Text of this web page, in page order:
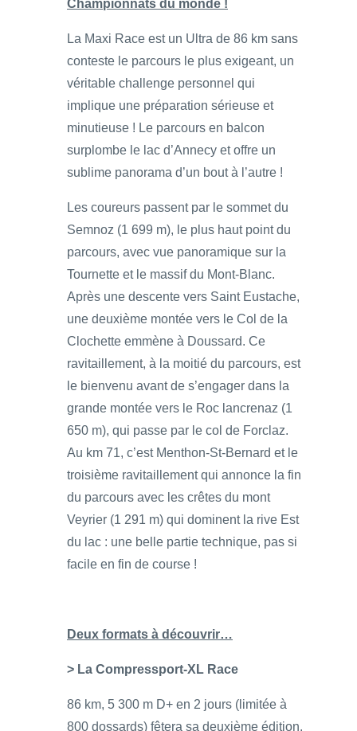
Championnats du monde !
La Maxi Race est un Ultra de 86 km sans
conteste le parcours le plus exigeant, un
véritable challenge personnel qui
implique une préparation sérieuse et
minutieuse ! Le parcours en balcon
surplombe le lac d’Annecy et offre un
sublime panorama d’un bout à l’autre !
Les coureurs passent par le sommet du
Semnoz (1 699 m), le plus haut point du
parcours, avec vue panoramique sur la
Tournette et le massif du Mont-Blanc.
Après une descente vers Saint Eustache,
une deuxième montée vers le Col de la
Clochette emmène à Doussard. Ce
ravitaillement, à la moitié du parcours, est
le bienvenu avant de s’engager dans la
grande montée vers le Roc lancrenaz (1
650 m), qui passe par le col de Forclaz.
Au km 71, c’est Menthon-St-Bernard et le
troisième ravitaillement qui annonce la fin
du parcours avec les crêtes du mont
Veyrier (1 291 m) qui dominent la rive Est
du lac : une belle partie technique, pas si
facile en fin de course !
Deux formats à découvrir…
> La Compressport-XL Race
86 km, 5 300 m D+ en 2 jours (limitée à
800 dossards) fêtera sa deuxième édition.